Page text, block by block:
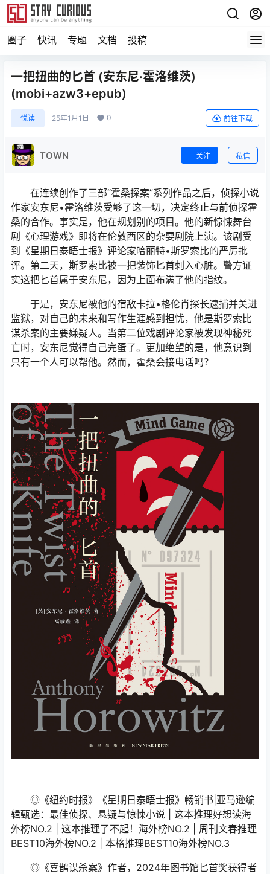
圈子 快讯 专题 文档 投稿
一把扭曲的匕首 (安东尼·霍洛维茨)
(mobi+azw3+epub)
悦读 25年1月1日 0 前往下载
TOWN 关注 私信
在连续创作了三部“霍桑探案”系列作品之后，侦探小说
作家安东尼•霍洛维茨受够了这一切，决定终止与前侦探霍
桑的合作。事实是，他在规划别的项目。他的新惊悚舞台
剧《心理游戏》即将在伦敦西区的杂耍剧院上演。该剧受
到《星期日泰晤士报》评论家哈丽特•斯罗索比的严厉批
评。第二天，斯罗索比被一把装饰匕首刺入心脏。警方证
实这把匕首属于安东尼，因为上面布满了他的指纹。
于是，安东尼被他的宿敌卡拉•格伦肖探长逮捕并关进
监狱，对自己的未来和写作生涯感到担忧，他是斯罗索比
谋杀案的主要嫌疑人。当第二位戏剧评论家被发现神秘死
亡时，安东尼觉得自己完蛋了。更加绝望的是，他意识到
只有一个人可以帮他。然而，霍桑会接电话吗？
◎《纽约时报》《星期日泰晤士报》畅销书|亚马逊编
辑甄选：最佳侦探、悬疑与惊悚小说 | 这本推理好想读海
外榜NO.2 | 这本推理了不起！海外榜NO.2 | 周刊文春推理
BEST10海外榜NO.2 | 本格推理BEST10海外榜NO.3
◎《喜鹊谋杀案》作者，2024年图书馆匕首奖获得者